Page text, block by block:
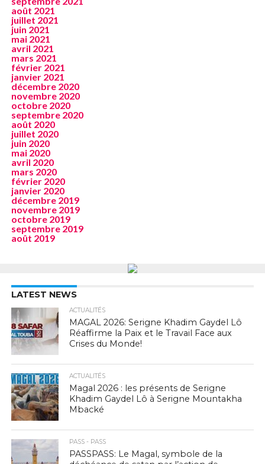
août 2021
juillet 2021
juin 2021
mai 2021
avril 2021
mars 2021
février 2021
janvier 2021
décembre 2020
novembre 2020
octobre 2020
septembre 2020
août 2020
juillet 2020
juin 2020
mai 2020
avril 2020
mars 2020
février 2020
janvier 2020
décembre 2019
novembre 2019
octobre 2019
septembre 2019
août 2019
LATEST NEWS
ACTUALITÉS
MAGAL 2026: Serigne Khadim Gaydel Lô
Réaffirme la Paix et le Travail Face aux
Crises du Monde!
ACTUALITÉS
Magal 2026 : les présents de Serigne
Khadim Gaydel Lô à Serigne Mountakha
Mbacké
PASS - PASS
PASSPASS: Le Magal, symbole de la